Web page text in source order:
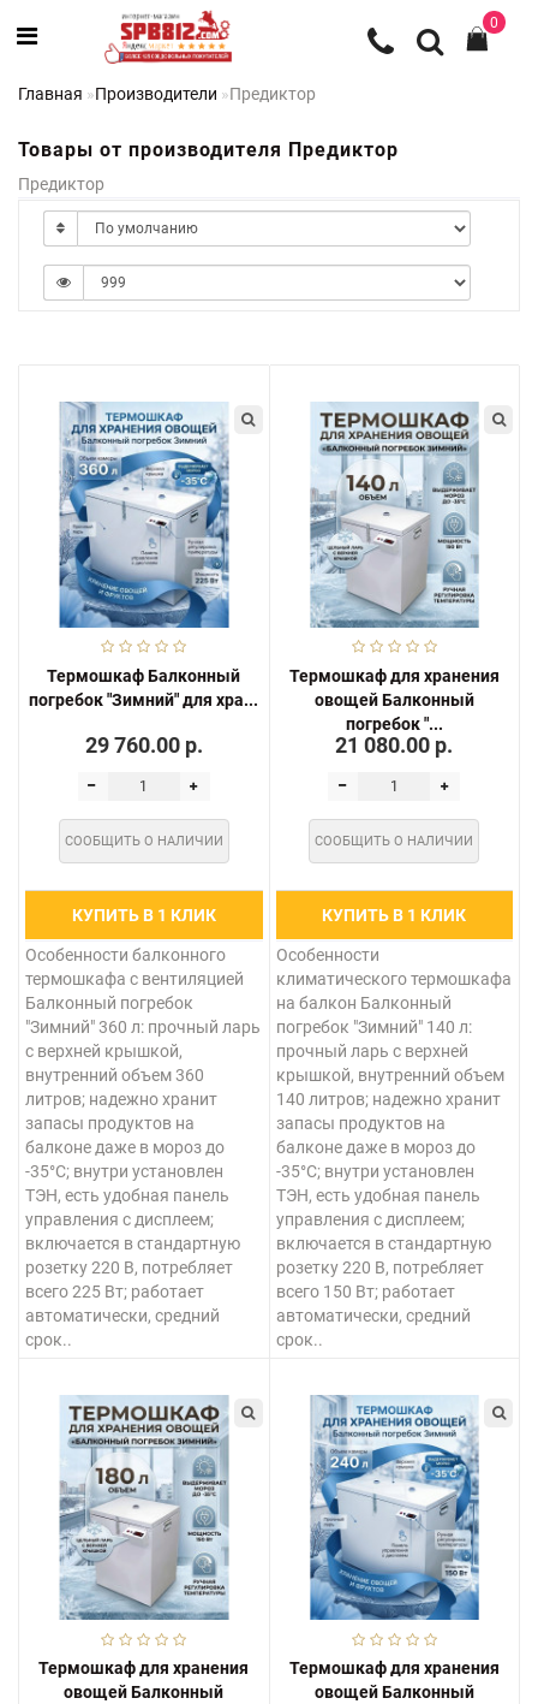
0
Главная Производители Предиктор
Товары от производителя Предиктор
Предиктор
Термошкаф Балконный
погребок "Зимний" для хра...
29 760.00 р.
СООБЩИТЬ О НАЛИЧИИ
КУПИТЬ В 1 КЛИК
Особенности балконного
термошкафа с вентиляцией
Балконный погребок
"Зимний" 360 л: прочный ларь
с верхней крышкой,
внутренний объем 360
литров; надежно хранит
запасы продуктов на
балконе даже в мороз до
-35°C; внутри установлен
ТЭН, есть удобная панель
управления с дисплеем;
включается в стандартную
розетку 220 В, потребляет
всего 225 Вт; работает
автоматически, средний
срок..
Термошкаф для хранения
овощей Балконный
погребок "...
21 080.00 р.
СООБЩИТЬ О НАЛИЧИИ
КУПИТЬ В 1 КЛИК
Особенности
климатического термошкафа
на балкон Балконный
погребок "Зимний" 140 л:
прочный ларь с верхней
крышкой, внутренний объем
140 литров; надежно хранит
запасы продуктов на
балконе даже в мороз до
-35°C; внутри установлен
ТЭН, есть удобная панель
управления с дисплеем;
включается в стандартную
розетку 220 В, потребляет
всего 150 Вт; работает
автоматически, средний
срок..
Термошкаф для хранения
овощей Балконный
Термошкаф для хранения
овощей Балконный